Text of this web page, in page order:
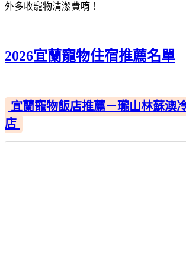
外多收寵物清潔費唷！
2026宜蘭寵物住宿推薦名單
宜蘭寵物飯店推薦－瓏山林蘇澳
店